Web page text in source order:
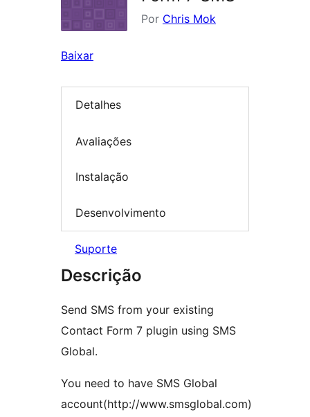
Por Chris Mok
Baixar
Detalhes
Avaliações
Instalação
Desenvolvimento
Suporte
Descrição
Send SMS from your existing
Contact Form 7 plugin using SMS
Global.
You need to have SMS Global
account(http://www.smsglobal.com)